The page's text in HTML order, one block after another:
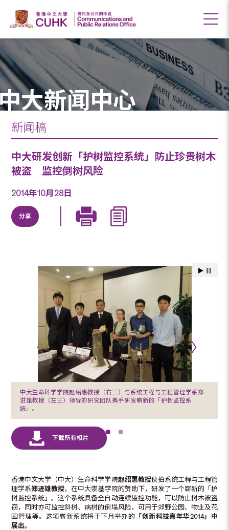
大新闻中心
新闻稿
中大研发创新「护树监控系统」防止珍贵树木
被盗 监控倒树风险
2014年10月28日
分享
中大生命科学学院赵绍惠教授（右三）与系统工程与工程管理学系郑
进雄教授（左三）领导的研究团队携手研发崭新的「护树监控系
统」。
香港中文大学（中大）生命科学学院赵绍惠教授伙拍系统工程与工程管
理学系郑进雄教授，在中大崇基学院的赞助下，研发了一个崭新的「护
树监控系统」。这个系统具备全自动连续监控功能，可以防止树木被盗
窃，同时亦可监控斜树、病树的倒塌风险，可用于郊野公园、物业及花
园管理等。这项崭新系统将于下月举办的 「创新科技嘉年华2014」 中
展出。